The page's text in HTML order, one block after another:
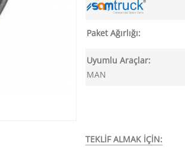
Paket Ağırlığı:
Uyumlu Araçlar:
MAN
TEKLİF ALMAK İÇİN: